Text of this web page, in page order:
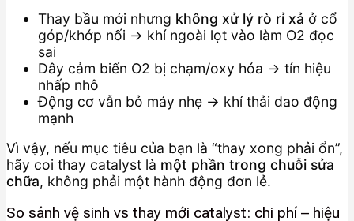
Thay bầu mới nhưng không xử lý rò rỉ xả ở cổ
góp/khớp nối → khí ngoài lọt vào làm O2 đọc
sai
Dây cảm biến O2 bị chạm/oxy hóa → tín hiệu
nhấp nhô
Động cơ vẫn bỏ máy nhẹ → khí thải dao động
mạnh
Vì vậy, nếu mục tiêu của bạn là “thay xong phải ổn”,
hãy coi thay catalyst là một phần trong chuỗi sửa
chữa, không phải một hành động đơn lẻ.
So sánh vệ sinh vs thay mới catalyst: chi phí – hiệu